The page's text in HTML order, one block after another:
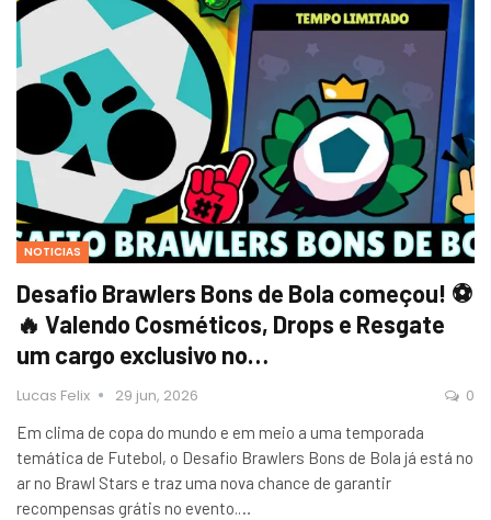
NOTICIAS
Desafio Brawlers Bons de Bola começou! ⚽
🔥 Valendo Cosméticos, Drops e Resgate
um cargo exclusivo no…
Lucas Felix 29 jun, 2026 0
Em clima de copa do mundo e em meio a uma temporada
temática de Futebol, o Desafio Brawlers Bons de Bola já está no
ar no Brawl Stars e traz uma nova chance de garantir
recompensas grátis no evento.…